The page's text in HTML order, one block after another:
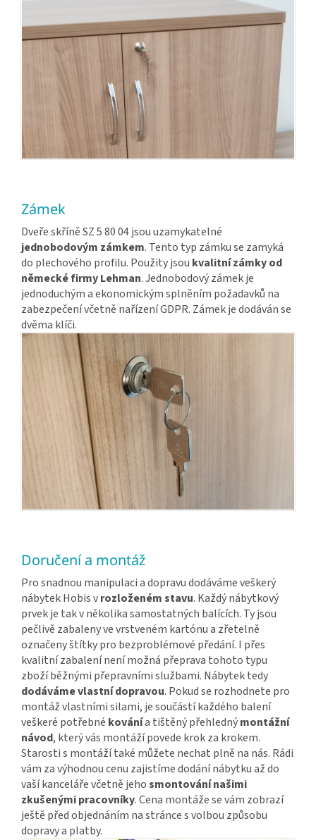
Zámek
Dveře skříně SZ 5 80 04 jsou uzamykatelné
jednobodovým zámkem. Tento typ zámku se zamyká
do plechového profilu. Použity jsou kvalitní zámky od
německé firmy Lehman. Jednobodový zámek je
jednoduchým a ekonomickým splněním požadavků na
zabezpečení včetně nařízení GDPR. Zámek je dodáván se
dvěma klíči.
Doručení a montáž
Pro snadnou manipulaci a dopravu dodáváme veškerý
nábytek Hobis vrozloženém stavu. Každý nábytkový
prvek je tak v několika samostatných balících. Ty jsou
pečlivě zabaleny ve vrstveném kartónu a zřetelně
označeny štítky pro bezproblémové předání. I přes
kvalitní zabalení není možná přeprava tohoto typu
zboží běžnými přepravními službami. Nábytek tedy
dodáváme vlastní dopravou. Pokud se rozhodnete pro
montáž vlastními silami, je součástí každého balení
veškeré potřebné kovánía tištěný přehlednýmontážní
návod, který vás montáží povede krok za krokem.
Starosti s montáží také můžete nechat plně na nás. Rádi
vám za výhodnou cenu zajistíme dodání nábytku až do
vaší kanceláře včetně jehosmontování našimi
zkušenými pracovníky. Cena montáže se vám zobrazí
ještě před objednáním na stránce s volbou způsobu
dopravy a platby.